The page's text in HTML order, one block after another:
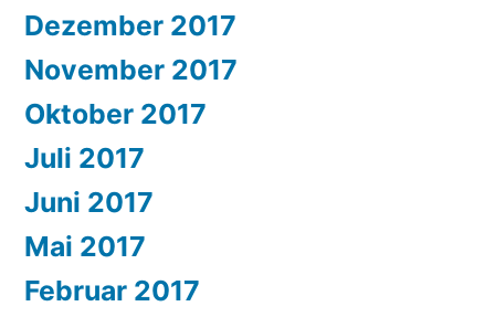
Dezember 2017
November 2017
Oktober 2017
Juli 2017
Juni 2017
Mai 2017
Februar 2017